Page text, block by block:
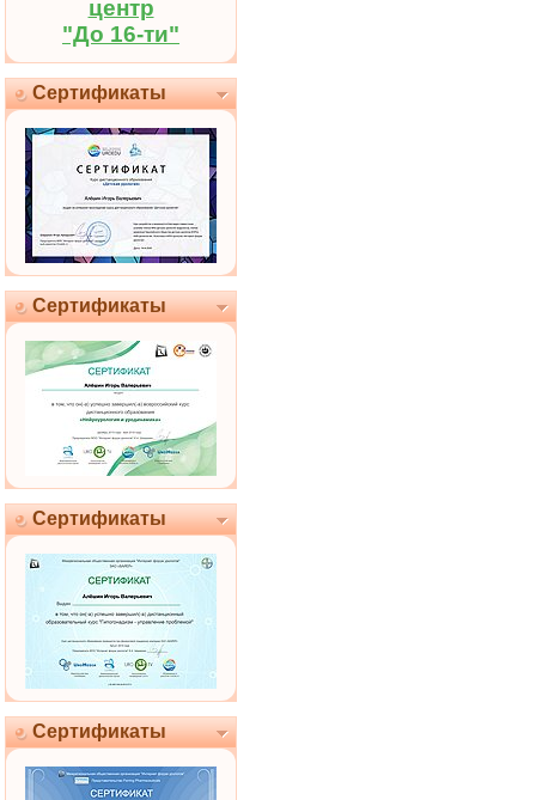
центр
"До 16-ти"
Сертификаты
Сертификаты
Сертификаты
Сертификаты